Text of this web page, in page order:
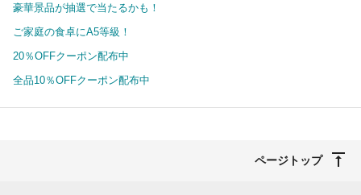
豪華景品が抽選で当たるかも！
ご家庭の食卓にA5等級！
20％OFFクーポン配布中
全品10％OFFクーポン配布中
ページトップ